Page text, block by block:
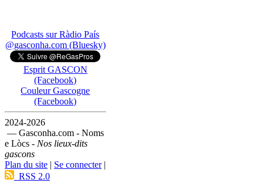
Podcasts sur Ràdio País
@gasconha.com (Bluesky)
Esprit GASCON
(Facebook)
Couleur Gascogne
(Facebook)
2024-2026
— Gasconha.com - Noms
e Lòcs - Nos lieux-dits
gascons
Plan du site | Se connecter|
RSS 2.0